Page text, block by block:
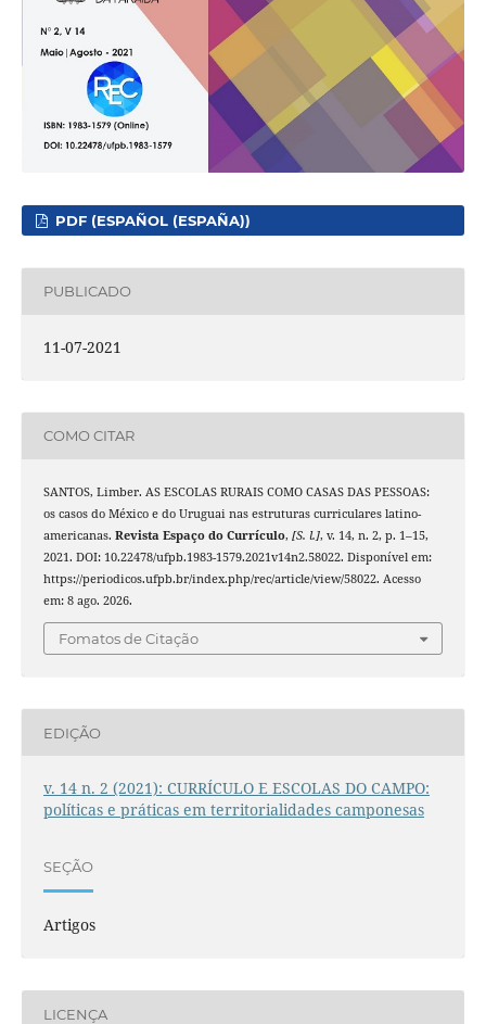
PDF (ESPAÑOL (ESPAÑA))
PUBLICADO
11-07-2021
COMO CITAR
SANTOS, Limber. AS ESCOLAS RURAIS COMO CASAS DAS PESSOAS:
os casos do México e do Uruguai nas estruturas curriculares latino-
americanas. Revista Espaço do Currículo, [S. l.], v. 14, n. 2, p. 1–15,
2021. DOI: 10.22478/ufpb.1983-1579.2021v14n2.58022. Disponível em:
https://periodicos.ufpb.br/index.php/rec/article/view/58022. Acesso
em: 8 ago. 2026.
Fomatos de Citação
EDIÇÃO
v. 14 n. 2 (2021): CURRÍCULO E ESCOLAS DO CAMPO:
políticas e práticas em territorialidades camponesas
SEÇÃO
Artigos
LICENÇA